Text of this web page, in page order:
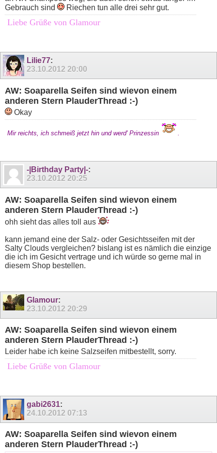
Gebrauch sind
Riechen tun alle drei sehr gut.
Liebe Grüße von Glamour
Lilie77:
23.10.2012 20:00
AW: Soaparella Seifen sind wievon einem
anderen Stern PlauderThread :-)
Okay
Mir reichts, ich schmeiß jetzt hin und werd' Prinzessin .
-|Birthday Party|-:
23.10.2012 20:25
AW: Soaparella Seifen sind wievon einem
anderen Stern PlauderThread :-)
ohh sieht das alles toll aus
kann jemand eine der Salz- oder Gesichtsseifen mit der
Salty Clouds vergleichen? bislang ist es nämlich die einzige
die ich im Gesicht vertrage und ich würde so gerne mal in
diesem Shop bestellen.
Glamour:
23.10.2012 20:29
AW: Soaparella Seifen sind wievon einem
anderen Stern PlauderThread :-)
Leider habe ich keine Salzseifen mitbestellt, sorry.
Liebe Grüße von Glamour
gabi2631:
24.10.2012 07:13
AW: Soaparella Seifen sind wievon einem
anderen Stern PlauderThread :-)